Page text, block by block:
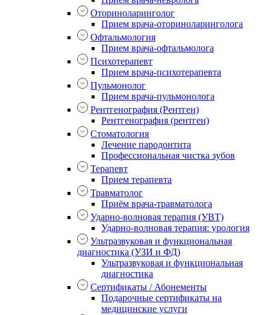
Оториноларинголог
Прием врача-оториноларинголога
Офтальмология
Прием врача-офтальмолога
Психотерапевт
Прием врача-психотерапевта
Пульмонолог
Прием врача-пульмонолога
Рентгенография (Рентген)
Рентгенография (рентген)
Стоматология
Лечение пародонтита
Профессиональная чистка зубов
Терапевт
Прием терапевта
Травматолог
Приём врача-травматолога
Ударно-волновая терапия (УВТ)
Ударно-волновая терапия: урология
Ультразвуковая и функциональная
диагностика (УЗИ и ФД)
Ультразвуковая и функциональная
диагностика
Сертификаты / Абонементы
Подарочные сертификаты на
медицинские услуги